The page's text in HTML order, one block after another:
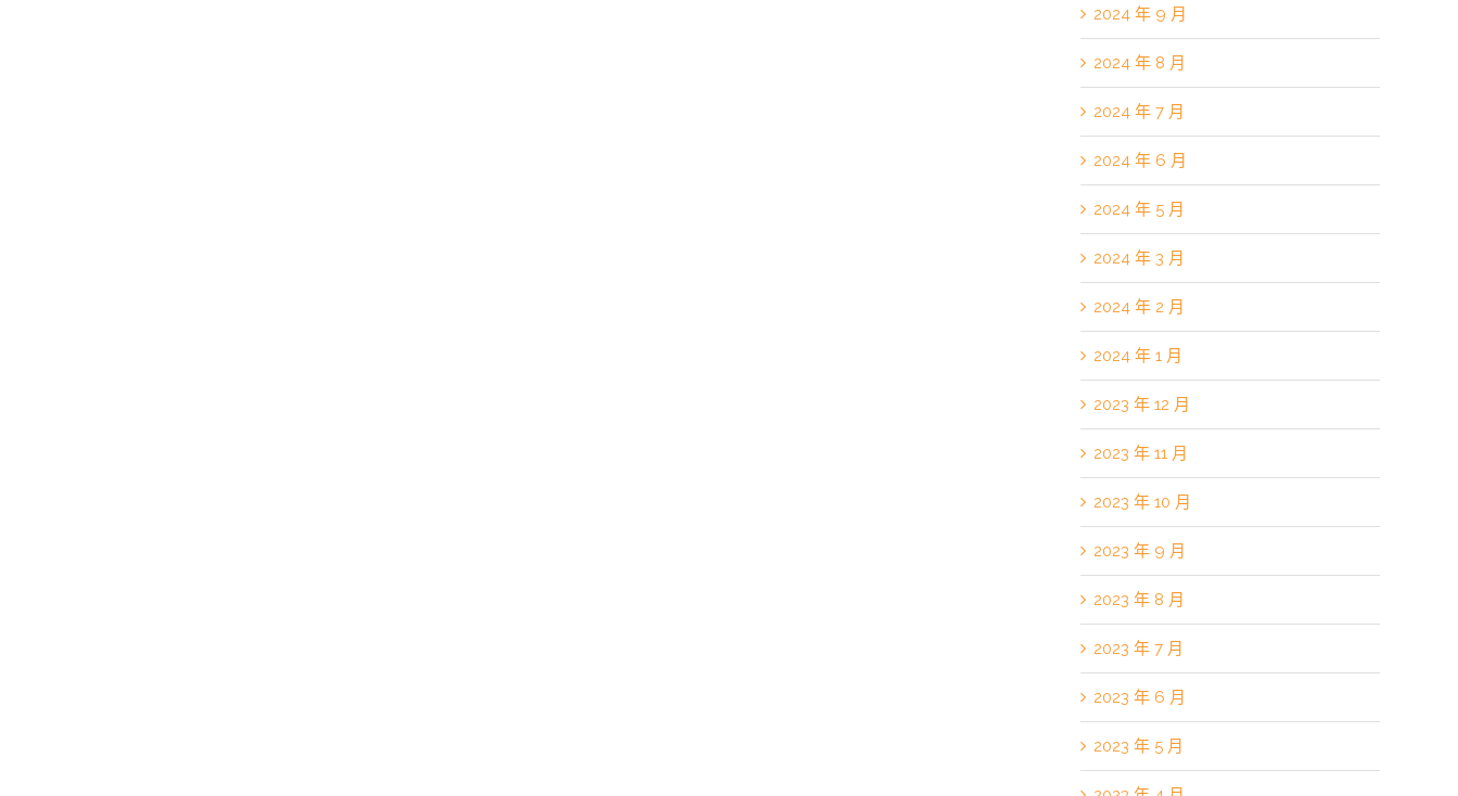
2024 年 9 月
2024 年 8 月
2024 年 7 月
2024 年 6 月
2024 年 5 月
2024 年 3 月
2024 年 2 月
2024 年 1 月
2023 年 12 月
2023 年 11 月
2023 年 10 月
2023 年 9 月
2023 年 8 月
2023 年 7 月
2023 年 6 月
2023 年 5 月